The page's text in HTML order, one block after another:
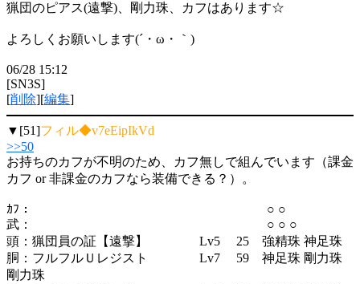
猟団のピアス(遠撃)、剛力珠、カフはあります☆
よろしくお願いします(´・ω・｀)
06/28 15:12
[SN3S]
[削除][編集]
▼[51]フィル◆v7eEipIkVd
>>50
お持ちのカフが不明のため、カフ無しで組んでいます（課金
カフ or 非課金のカフなら装備できる？）。
ｶﾌ： ○ ○
武： ○ ○ ○
頭：猟団員の証【遠撃】 Lv5 25 強精珠 神足珠
胴：フルフルＵレジスト Lv7 59 神足珠 剛力珠
剛力珠